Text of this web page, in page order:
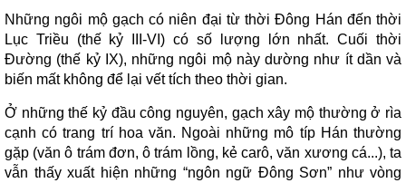
Những ngôi mộ gạch có niên đại từ thời Đông Hán đến thời
Lục Triều (thế kỷ III-VI) có số lượng lớn nhất. Cuối thời
Đường (thế kỷ IX), những ngôi mộ này dường như ít dần và
biến mất không để lại vết tích theo thời gian.
Ở những thế kỷ đầu công nguyên, gạch xây mộ thường ở rìa
cạnh có trang trí hoa văn. Ngoài những mô típ Hán thường
gặp (văn ô trám đơn, ô trám lồng, kẻ carô, văn xương cá...), ta
vẫn thấy xuất hiện những “ngôn ngữ Đông Sơn” như vòng